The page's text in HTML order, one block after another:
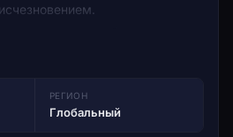
тысячу лет назад, люди
безопасности, забыв о путях
миром. Не в силах защититься,
оставляя людей на
РЕГИОН
Глобальный